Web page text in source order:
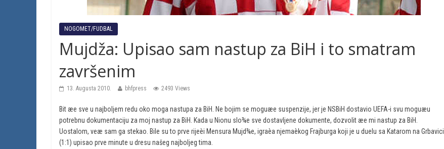
NOGOMET/FUDBAL
Mujdža: Upisao sam nastup za BiH i to smatram
završenim
13. Augusta 2010. bhfpress 2493 Views
Bit æe sve u najboljem redu oko moga nastupa za BiH. Ne bojim se moguæe suspenzije, jer je NSBiH dostavio UEFA-i svu moguæu
potrebnu dokumentaciju za moj nastup za BiH. Kada u Nionu slo¾e sve dostavljene dokumente, dozvolit æe mi nastup za BiH.
Uostalom, veæ sam ga stekao. Bile su to prve rijeèi Mensura Mujd¾e, igraèa njemaèkog Frajburga koji je u duelu sa Katarom na Grbavici
(1:1) upisao prve minute u dresu našeg najboljeg tima.